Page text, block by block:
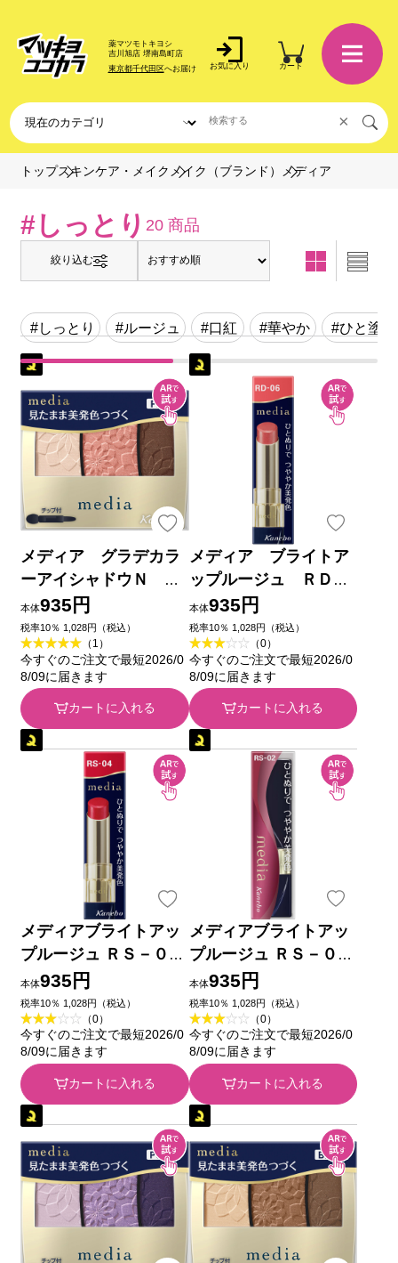
薬マツモトキヨシ
吉川旭店 堺南島町店
東京都千代田区へお届け お気に入り カート
×
トップスキンケア・メイク メイク（ブランド） メディア
#しっとり 20 商品
絞り込む
#しっとり #ルージュ #口紅 #華やか #ひと塗
メディア グラデカラ
ーアイシャドウＮ Ｐ
Ｋ－０１ ３．１ｇ カ
ネボウ化粧品
本体935円
税率10％ 1,028円（税込）
（1）
今すぐのご注文で最短2026/0
8/09に届きます
カートに入れる
メディア ブライトア
ップルージュ ＲＤ－
０６ ３．１ｇ カネボ
ウ化粧品
本体935円
税率10％ 1,028円（税込）
（0）
今すぐのご注文で最短2026/0
8/09に届きます
カートに入れる
メディアブライトアッ
プルージュ ＲＳ－０４
カネボウ化粧品
本体935円
税率10％ 1,028円（税込）
（0）
今すぐのご注文で最短2026/0
8/09に届きます
カートに入れる
メディアブライトアッ
プルージュ ＲＳ－０２
カネボウ化粧品
本体935円
税率10％ 1,028円（税込）
（0）
今すぐのご注文で最短2026/0
8/09に届きます
カートに入れる